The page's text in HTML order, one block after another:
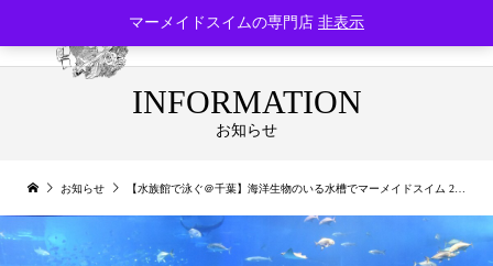
INFORMATION
お知らせ
お知らせ 【水族館で泳ぐ＠千葉】海洋生物のいる水槽でマーメイドスイム 2023年12月開催
マーメイドスイムの専門店 非表示